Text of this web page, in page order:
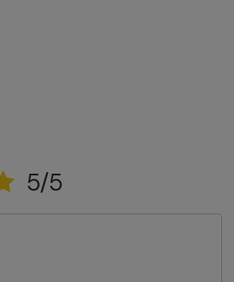
5/5